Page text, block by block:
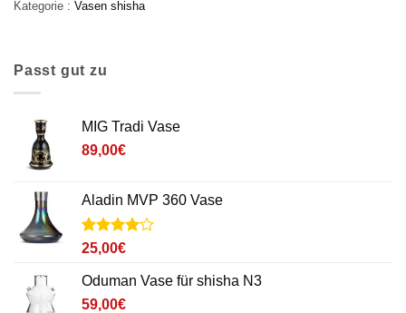
Kategorie : Vasen shisha
Passt gut zu
MIG Tradi Vase
89,00€
Aladin MVP 360 Vase
Noté4
basé sur
3
notations
client
25,00€
Oduman Vase für shisha N3
59,00€